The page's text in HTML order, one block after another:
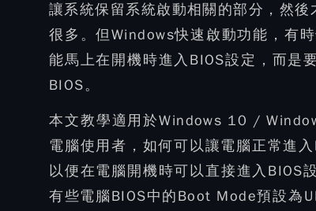
讓系統保留系統啟動相關的部分，然
很多。但Windows快速啟動功能，有
能馬上在開機時進入BIOS設定，而是
BIOS。
本文教學適用於Windows 10 /
電腦使用者，如何可以讓電腦正常進
以便在電腦開機時可以直接進入BIOS
有些電腦BIOS中的Boot Mode預設為